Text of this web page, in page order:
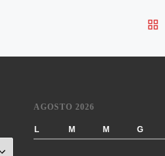
AGOSTO 2026
L M M G